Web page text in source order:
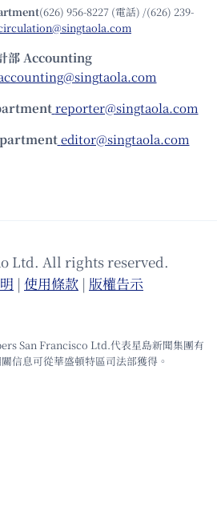
(626) 956-8227 (電話) /(626) 239-
部 Accounting
reporter@singtaola.com
editor@singtaola.com
Ltd. All rights reserved.
| 使⽤條款 | 版權告⽰
San Francisco Ltd.代表星島新聞集團有
信息可從華盛頓特區司法部獲得。